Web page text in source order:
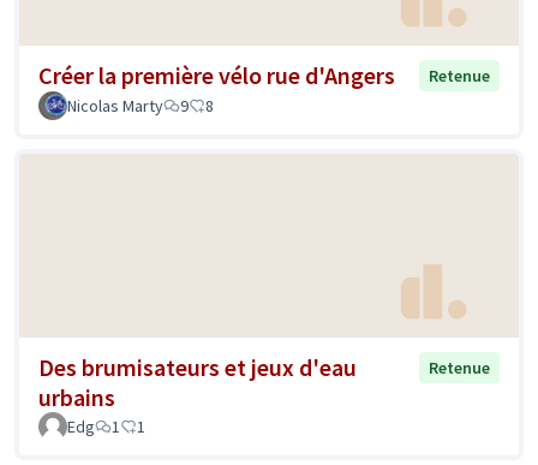
Créer la première vélo rue d'Angers
Retenue
Nicolas Marty
9 8
Des brumisateurs et jeux d'eau
urbains
Retenue
Edg 1 1